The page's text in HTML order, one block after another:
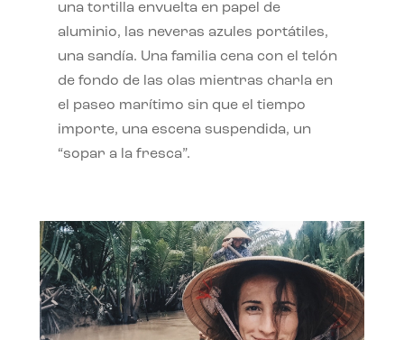
una tortilla envuelta en papel de
aluminio, las neveras azules portátiles,
una sandía. Una familia cena con el telón
de fondo de las olas mientras charla en
el paseo marítimo sin que el tiempo
importe, una escena suspendida, un
“sopar a la fresca”.